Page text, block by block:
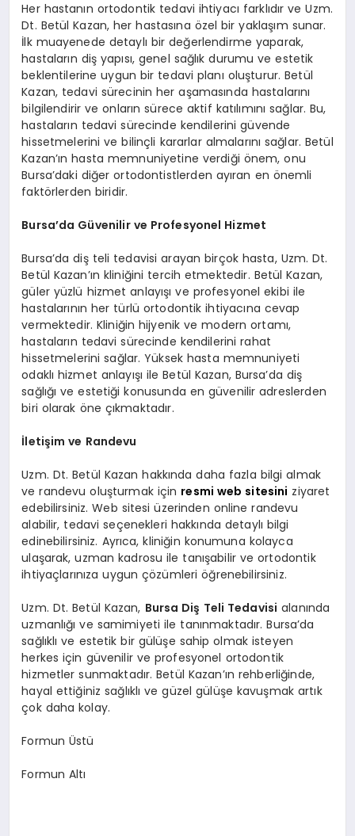
Her hastanın ortodontik tedavi ihtiyacı farklıdır ve Uzm.
Dt. Betül Kazan, her hastasına özel bir yaklaşım sunar.
İlk muayenede detaylı bir değerlendirme yaparak,
hastaların diş yapısı, genel sağlık durumu ve estetik
beklentilerine uygun bir tedavi planı oluşturur. Betül
Kazan, tedavi sürecinin her aşamasında hastalarını
bilgilendirir ve onların sürece aktif katılımını sağlar. Bu,
hastaların tedavi sürecinde kendilerini güvende
hissetmelerini ve bilinçli kararlar almalarını sağlar. Betül
Kazan’ın hasta memnuniyetine verdiği önem, onu
Bursa’daki diğer ortodontistlerden ayıran en önemli
faktörlerden biridir.
Bursa’da Güvenilir ve Profesyonel Hizmet
Bursa’da diş teli tedavisi arayan birçok hasta, Uzm. Dt.
Betül Kazan’ın kliniğini tercih etmektedir. Betül Kazan,
güler yüzlü hizmet anlayışı ve profesyonel ekibi ile
hastalarının her türlü ortodontik ihtiyacına cevap
vermektedir. Kliniğin hijyenik ve modern ortamı,
hastaların tedavi sürecinde kendilerini rahat
hissetmelerini sağlar. Yüksek hasta memnuniyeti
odaklı hizmet anlayışı ile Betül Kazan, Bursa’da diş
sağlığı ve estetiği konusunda en güvenilir adreslerden
biri olarak öne çıkmaktadır.
İletişim ve Randevu
Uzm. Dt. Betül Kazan hakkında daha fazla bilgi almak
ve randevu oluşturmak için resmi web sitesini ziyaret
edebilirsiniz. Web sitesi üzerinden online randevu
alabilir, tedavi seçenekleri hakkında detaylı bilgi
edinebilirsiniz. Ayrıca, kliniğin konumuna kolayca
ulaşarak, uzman kadrosu ile tanışabilir ve ortodontik
ihtiyaçlarınıza uygun çözümleri öğrenebilirsiniz.
Uzm. Dt. Betül Kazan, Bursa Diş Teli Tedavisi alanında
uzmanlığı ve samimiyeti ile tanınmaktadır. Bursa’da
sağlıklı ve estetik bir gülüşe sahip olmak isteyen
herkes için güvenilir ve profesyonel ortodontik
hizmetler sunmaktadır. Betül Kazan’ın rehberliğinde,
hayal ettiğiniz sağlıklı ve güzel gülüşe kavuşmak artık
çok daha kolay.
Formun Üstü
Formun Altı